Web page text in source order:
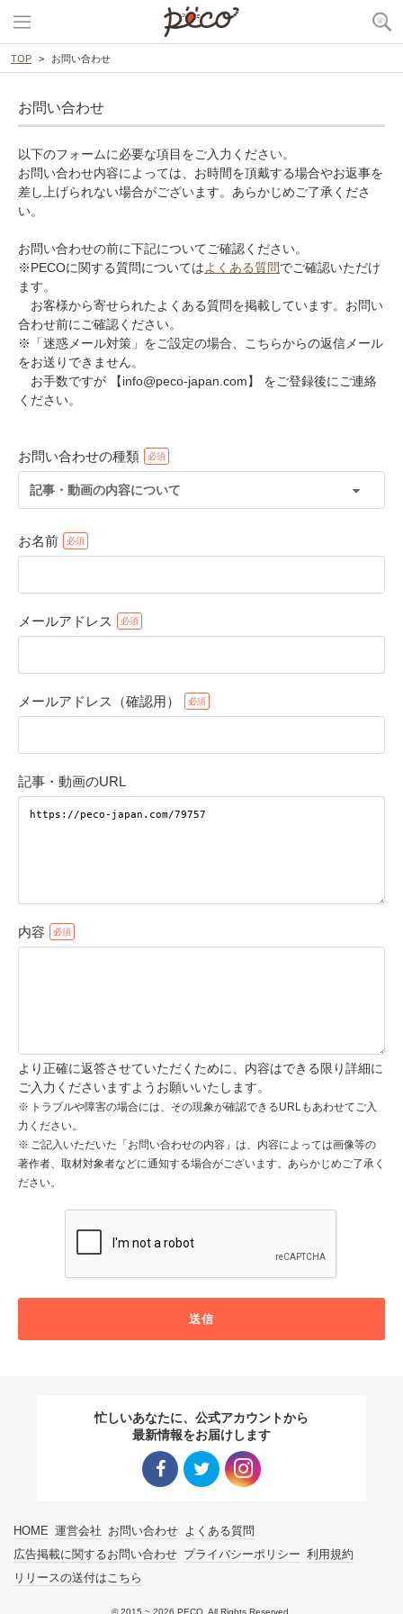
TOP お問い合わせ
お問い合わせ
以下のフォームに必要な項目をご入力ください。
お問い合わせ内容によっては、お時間を頂戴する場合やお返事を
差し上げられない場合がございます。あらかじめご了承くださ
い。
お問い合わせの前に下記についてご確認ください。
※PECOに関する質問についてはよくある質問でご確認いただけ
ます。
お客様から寄せられたよくある質問を掲載しています。お問い
合わせ前にご確認ください。
※「迷惑メール対策」をご設定の場合、こちらからの返信メール
をお送りできません。
お手数ですが 【info@peco-japan.com】 をご登録後にご連絡
ください。
お問い合わせの種類
記事・動画の内容について
お名前
メールアドレス
メールアドレス（確認用）
記事・動画のURL
内容
より正確に返答させていただくために、内容はできる限り詳細に
ご入力くださいますようお願いいたします。
トラブルや障害の場合には、その現象が確認できるURLもあわせてご入
力ください。
ご記入いただいた「お問い合わせの内容」は、内容によっては画像等の
著作者、取材対象者などに通知する場合がございます。あらかじめご了承く
ださい。
送信
忙しいあなたに、公式アカウントから
最新情報をお届けします
HOME 運営会社 お問い合わせ よくある質問
広告掲載に関するお問い合わせ プライバシーポリシー 利用規約
リリースの送付はこちら
© 2015 ~ 2026 PECO. All Rights Reserved.
アプリで開く